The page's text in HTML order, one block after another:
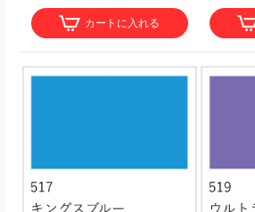
カートに入れる